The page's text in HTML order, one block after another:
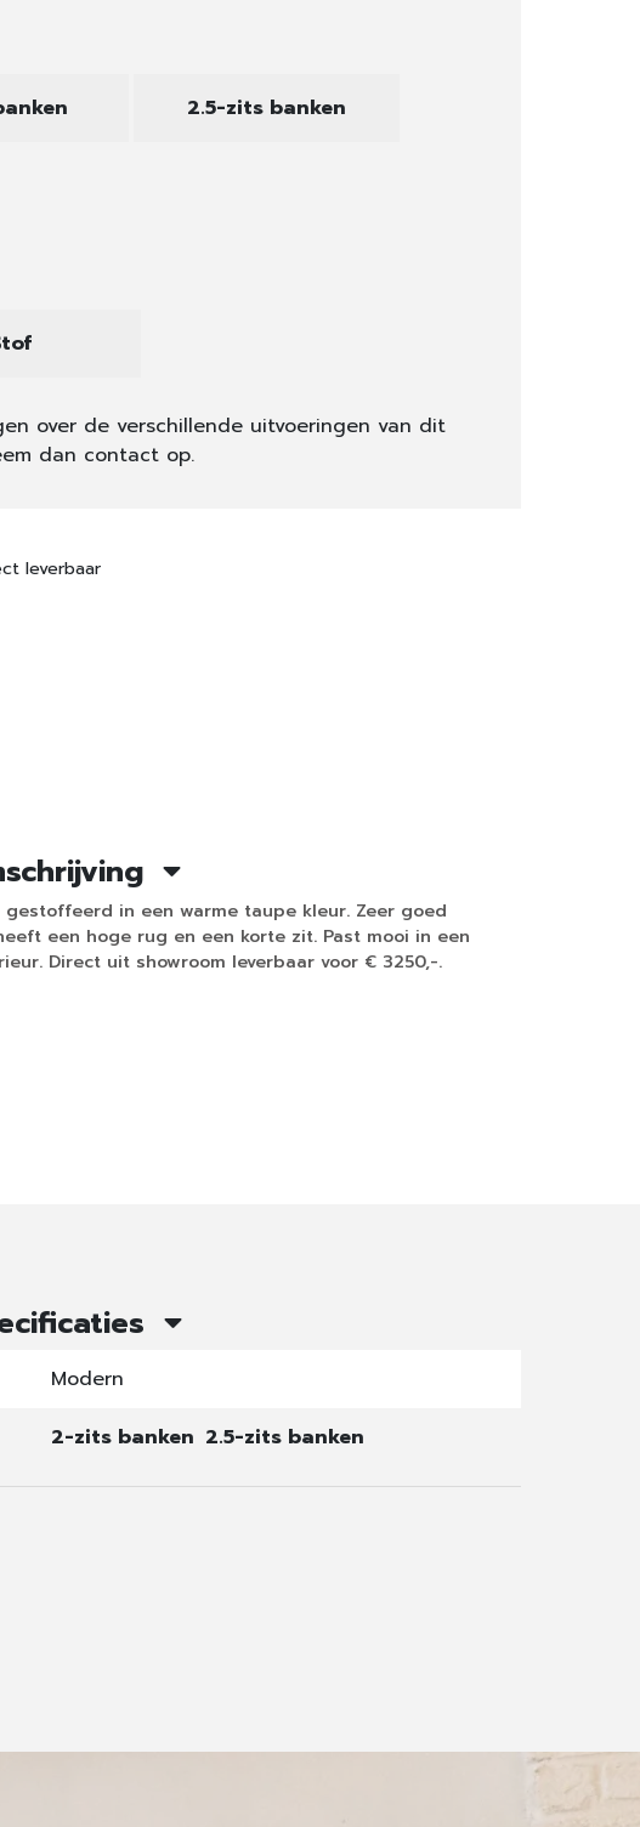
2.5-zits banken
over de verschillende uitvoeringen van dit
dan contact op.
leverbaar
gestoffeerd in een warme taupe kleur. Zeer goed
een hoge rug en een korte zit. Past mooi in een
Direct uit showroom leverbaar voor € 3250,-.
Modern
2-zits banken 2.5-zits banken